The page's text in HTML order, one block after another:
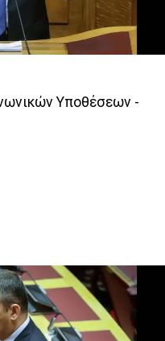
Υποθέσεων -